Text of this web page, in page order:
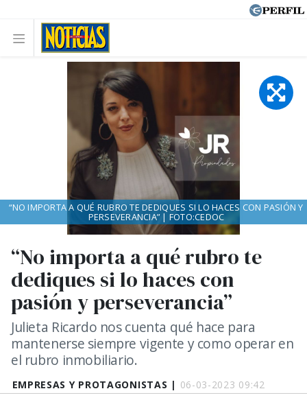
EMPRESAS Y PROTAGONISTAS | 06-03-2023 09:42
“No importa a qué rubro te
dediques si lo haces con
pasión y perseverancia”
Julieta Ricardo nos cuenta qué hace para
mantenerse siempre vigente y como operar en
el rubro inmobiliario.
“NO IMPORTA A QUÉ RUBRO TE DEDIQUES SI LO HACES CON PASIÓN Y
PERSEVERANCIA” | FOTO:CEDOC